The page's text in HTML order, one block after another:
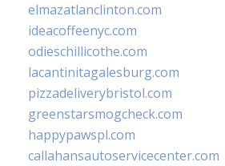
elmazatlanclinton.com
ideacoffeenyc.com
odieschillicothe.com
lacantinitagalesburg.com
pizzadeliverybristol.com
greenstarsmogcheck.com
happypawspl.com
callahansautoservicecenter.com